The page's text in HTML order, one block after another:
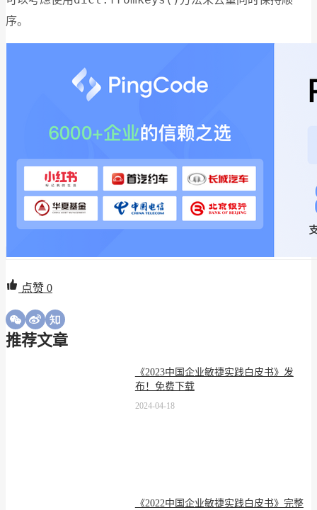
序。
点赞 0
推荐文章
《2023中国企业敏捷实践白皮书》发
布！免费下载
2024-04-18
《2022中国企业敏捷实践白皮书》完整